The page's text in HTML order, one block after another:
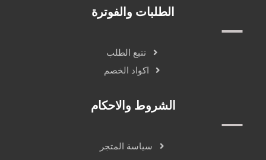
الطلبات والفوترة
تتبع الطلب
اكواد الخصم
الشروط والاحكام
سياسة المتجر